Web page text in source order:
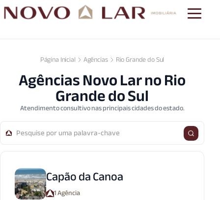
Página Inicial Agências Rio Grande do Sul
Agências Novo Lar no Rio
Grande do Sul
Atendimento consultivo nas principais cidades do estado.
Capão da Canoa
1 Agência